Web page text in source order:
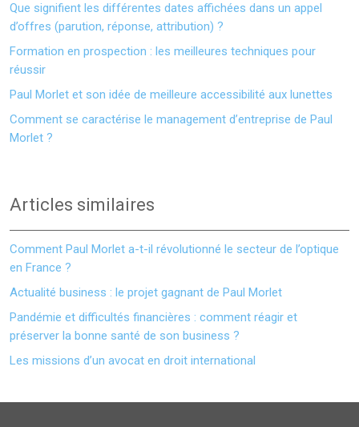
Que signifient les différentes dates affichées dans un appel
d’offres (parution, réponse, attribution) ?
Formation en prospection : les meilleures techniques pour
réussir
Paul Morlet et son idée de meilleure accessibilité aux lunettes
Comment se caractérise le management d’entreprise de Paul
Morlet ?
Articles similaires
Comment Paul Morlet a-t-il révolutionné le secteur de l’optique
en France ?
Actualité business : le projet gagnant de Paul Morlet
Pandémie et difficultés financières : comment réagir et
préserver la bonne santé de son business ?
Les missions d’un avocat en droit international